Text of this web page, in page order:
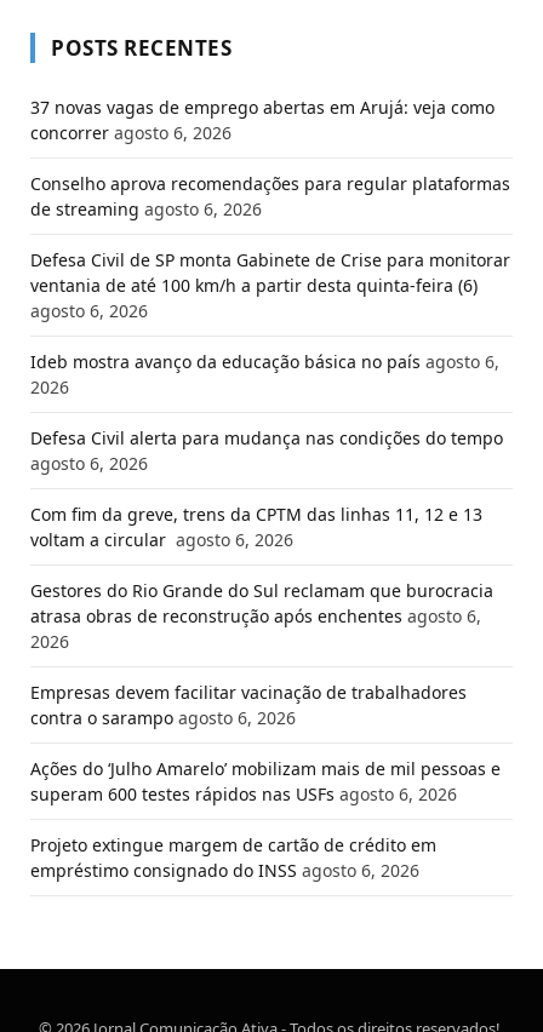
POSTS RECENTES
37 novas vagas de emprego abertas em Arujá: veja como
concorrer agosto 6, 2026
Conselho aprova recomendações para regular plataformas
de streaming agosto 6, 2026
Defesa Civil de SP monta Gabinete de Crise para monitorar
ventania de até 100 km/h a partir desta quinta-feira (6)
agosto 6, 2026
Ideb mostra avanço da educação básica no país agosto 6,
2026
Defesa Civil alerta para mudança nas condições do tempo
agosto 6, 2026
Com fim da greve, trens da CPTM das linhas 11, 12 e 13
voltam a circular agosto 6, 2026
Gestores do Rio Grande do Sul reclamam que burocracia
atrasa obras de reconstrução após enchentes agosto 6,
2026
Empresas devem facilitar vacinação de trabalhadores
contra o sarampo agosto 6, 2026
Ações do ‘Julho Amarelo’ mobilizam mais de mil pessoas e
superam 600 testes rápidos nas USFs agosto 6, 2026
Projeto extingue margem de cartão de crédito em
empréstimo consignado do INSS agosto 6, 2026